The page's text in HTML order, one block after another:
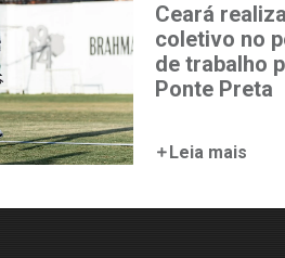
Ceará
coletivo no
de trabalho
Ponte Preta
Leia mais